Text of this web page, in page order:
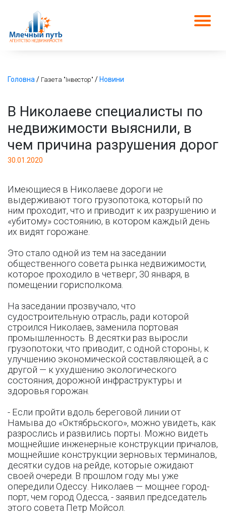
Головна / Газета "Інвестор" / Новини
В Николаеве специалисты по
недвижимости выяснили, в
чем причина разрушения дорог
30.01.2020
Имеющиеся в Николаеве дороги не
выдерживают того грузопотока, который по
ним проходит, что и приводит к их разрушению и
«убитому» состоянию, в котором каждый день
их видят горожане.
Это стало одной из тем на заседании
общественного совета рынка недвижимости,
которое проходило в четверг, 30 января, в
помещении горисполкома.
На заседании прозвучало, что
судостроительную отрасль, ради которой
строился Николаев, заменила портовая
промышленность. В десятки раз выросли
грузопотоки, что приводит, с одной стороны, к
улучшению экономической составляющей, а с
другой — к ухудшению экологического
состояния, дорожной инфраструктуры и
здоровья горожан.
- Если пройти вдоль береговой линии от
Намыва до «Октябрьского», можно увидеть, как
разрослись и развились порты. Можно видеть
мощнейшие инженерные конструкции причалов,
мощнейшие конструкции зерновых терминалов,
десятки судов на рейде, которые ожидают
своей очереди. В прошлом году мы уже
опередили Одессу. Николаев — мощнее город-
порт, чем город Одесса, - заявил председатель
этого совета Петр Мойсол.